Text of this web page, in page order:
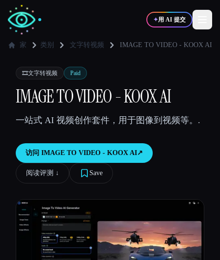
✦用 AI 提交
✍️写作者
💻 📈
比较工具
所有分类
家 类别 文字转视频 IMAGE TO VIDEO - KOOX AI
🎞️文字转视频 Paid
IMAGE TO VIDEO - KOOX AI
一站式 AI 视频创作套件，用于图像到视频等。.
访问 IMAGE TO VIDEO - KOOX AI↗︎
阅读评测 ↓︎ Save